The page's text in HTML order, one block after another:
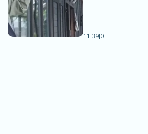
11:39|0